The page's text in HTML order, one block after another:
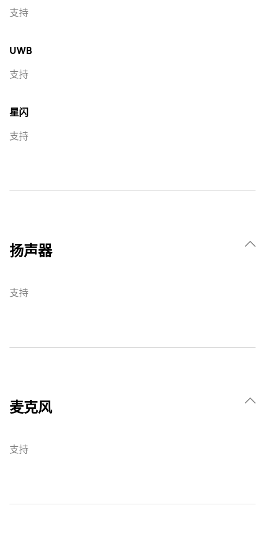
支持
UWB
支持
星闪
支持
扬声器
支持
麦克风
支持